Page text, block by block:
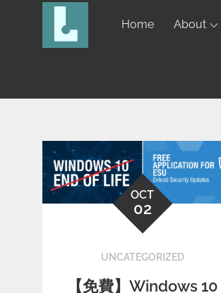
Home About
OCT
02
UNCATEGORIZED
【免費】Windows 10